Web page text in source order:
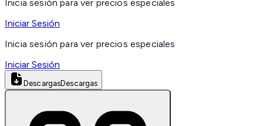
Inicia sesión para ver precios especiales
Iniciar Sesión
Inicia sesión para ver precios especiales
Iniciar Sesión
DescargasDescargas